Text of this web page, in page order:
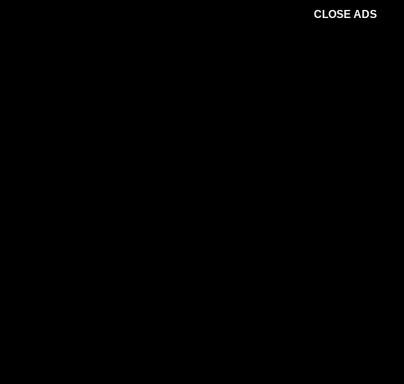
CLOSE ADS